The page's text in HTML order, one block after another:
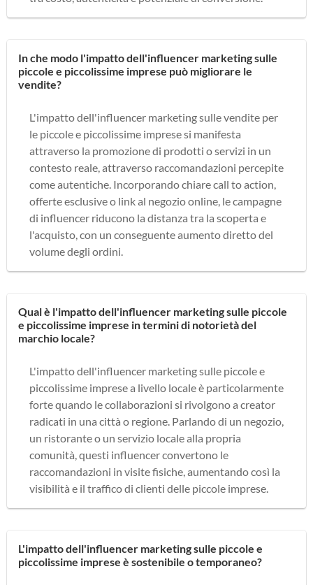
In che modo l'impatto dell'influencer marketing sulle
piccole e piccolissime imprese può migliorare le
vendite?
L'impatto dell'influencer marketing sulle vendite per
le piccole e piccolissime imprese si manifesta
attraverso la promozione di prodotti o servizi in un
contesto reale, attraverso raccomandazioni percepite
come autentiche. Incorporando chiare call to action,
offerte esclusive o link al negozio online, le campagne
di influencer riducono la distanza tra la scoperta e
l'acquisto, con un conseguente aumento diretto del
volume degli ordini.
Qual è l'impatto dell'influencer marketing sulle piccole
e piccolissime imprese in termini di notorietà del
marchio locale?
L'impatto dell'influencer marketing sulle piccole e
piccolissime imprese a livello locale è particolarmente
forte quando le collaborazioni si rivolgono a creator
radicati in una città o regione. Parlando di un negozio,
un ristorante o un servizio locale alla propria
comunità, questi influencer convertono le
raccomandazioni in visite fisiche, aumentando così la
visibilità e il traffico di clienti delle piccole imprese.
L'impatto dell'influencer marketing sulle piccole e
piccolissime imprese è sostenibile o temporaneo?